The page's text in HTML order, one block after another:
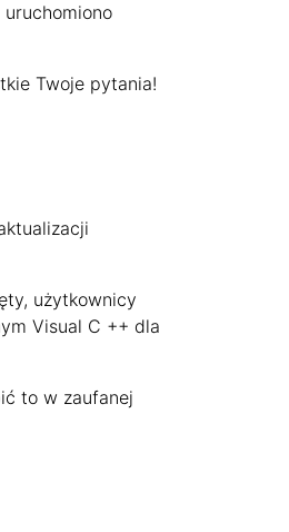
Twoje pytania!
użytkownicy
Visual C ++ dla
to w zaufanej